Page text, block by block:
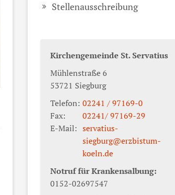
Stellenausschreibung
Kirchengemeinde St. Servatius
Mühlenstraße 6
53721 Siegburg
Telefon: 02241 / 97169-0
Fax:
02241/ 97169-29
E-Mail: servatius-
siegburg@erzbistum-
koeln.de
Notruf für Krankensalbung:
0152-02697547